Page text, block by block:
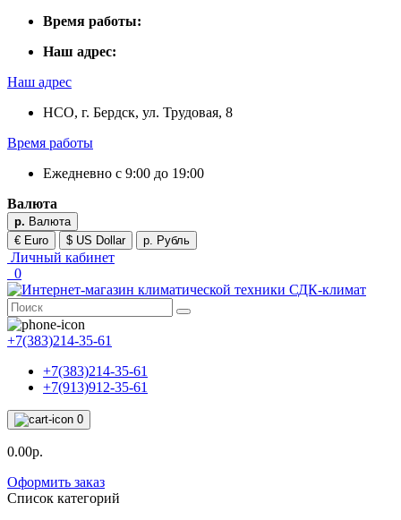
Время работы:
Наш адрес:
Наш адрес
НСО, г. Бердск, ул. Трудовая, 8
Время работы
Ежедневно с 9:00 до 19:00
Валюта
р. Валюта
€ Euro
$ US Dollar р. Рубль
Личный кабинет
0
+7(383)214-35-61
+7(383)214-35-61
+7(913)912-35-61
0
0.00р.
Оформить заказ
Список категорий